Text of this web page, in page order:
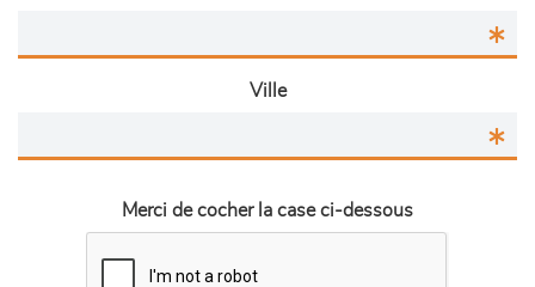
Ville
Merci de cocher la case ci-dessous